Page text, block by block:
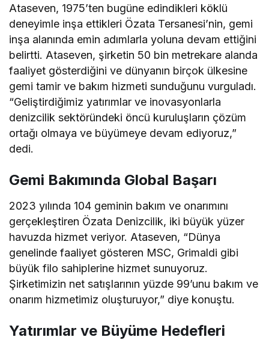
Ataseven, 1975’ten bugüne edindikleri köklü
deneyimle inşa ettikleri Özata Tersanesi’nin, gemi
inşa alanında emin adımlarla yoluna devam ettiğini
belirtti. Ataseven, şirketin 50 bin metrekare alanda
faaliyet gösterdiğini ve dünyanın birçok ülkesine
gemi tamir ve bakım hizmeti sunduğunu vurguladı.
“Geliştirdiğimiz yatırımlar ve inovasyonlarla
denizcilik sektöründeki öncü kuruluşların çözüm
ortağı olmaya ve büyümeye devam ediyoruz,”
dedi.
Gemi Bakımında Global Başarı
2023 yılında 104 geminin bakım ve onarımını
gerçekleştiren Özata Denizcilik, iki büyük yüzer
havuzda hizmet veriyor. Ataseven, “Dünya
genelinde faaliyet gösteren MSC, Grimaldi gibi
büyük filo sahiplerine hizmet sunuyoruz.
Şirketimizin net satışlarının yüzde 99’unu bakım ve
onarım hizmetimiz oluşturuyor,” diye konuştu.
Yatırımlar ve Büyüme Hedefleri